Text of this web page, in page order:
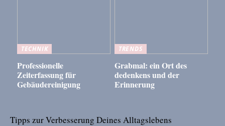
TECHNIK
Professionelle
Zeiterfassung für
Gebäudereinigung
TRENDS
Grabmal: ein Ort des
dedenkens und der
Erinnerung
Tipps zur Verbesserung Deines Alltagslebens